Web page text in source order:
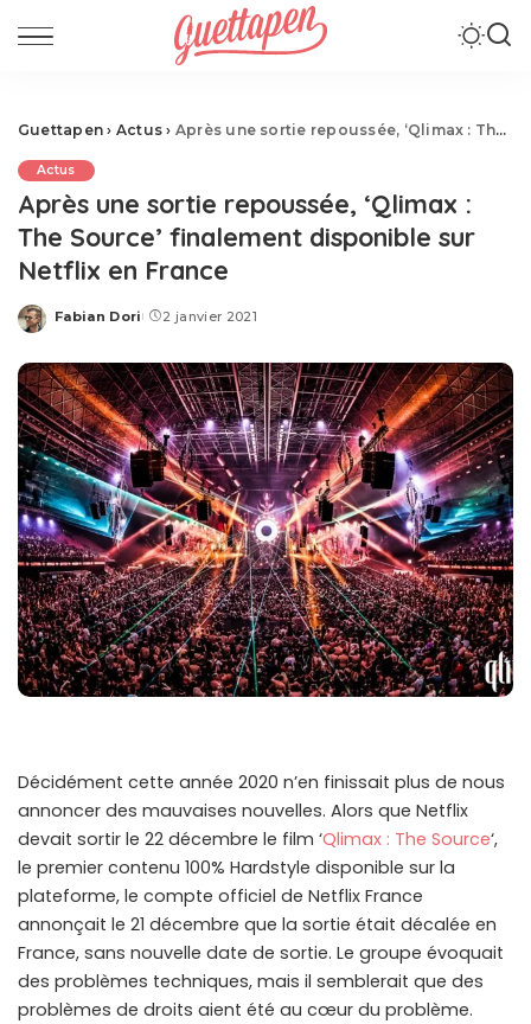
Guettapen › Actus › Après une sortie repoussée, ‘Qlimax : The Source’ finalement disponible sur Netflix en France
Actus
Après une sortie repoussée, ‘Qlimax :
The Source’ finalement disponible sur
Netflix en France
Posted
Fabian Dori 2 janvier 2021
Décidément cette année 2020 n’en finissait plus de nous
annoncer des mauvaises nouvelles. Alors que Netflix
devait sortir le 22 décembre le film ‘Qlimax : The Source‘,
le premier contenu 100% Hardstyle disponible sur la
plateforme, le compte officiel de Netflix France
annonçait le 21 décembre que la sortie était décalée en
France, sans nouvelle date de sortie. Le groupe évoquait
des problèmes techniques, mais il semblerait que des
problèmes de droits aient été au cœur du problème.